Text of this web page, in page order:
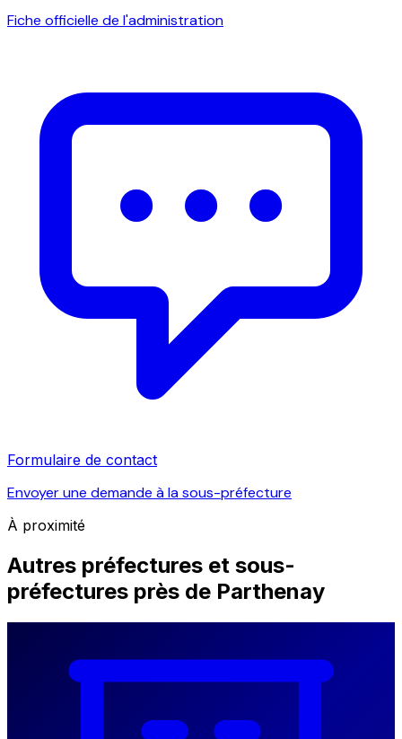
Fiche officielle de l'administration
Formulaire de contact
Envoyer une demande à la sous-préfecture
À proximité
Autres préfectures et sous-
préfectures près de Parthenay